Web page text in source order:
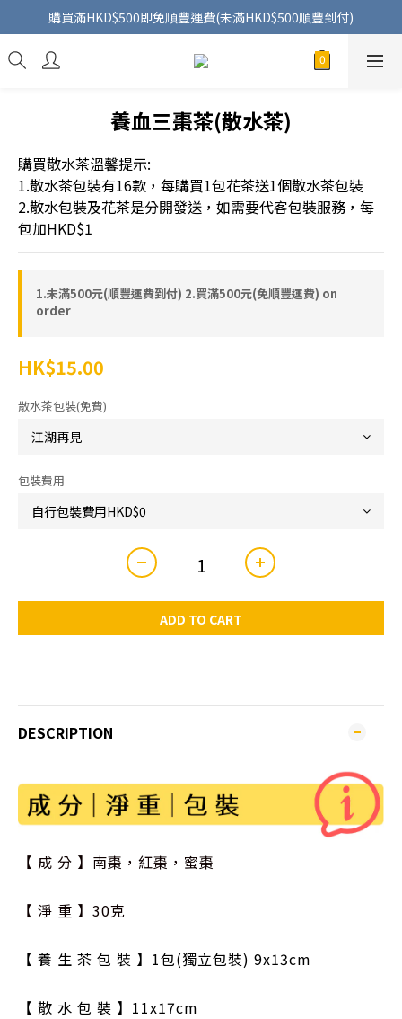
購買滿HKD$500即免順豐運費(未滿HKD$500順豐到付)
養血三棗茶(散水茶)
購買散水茶溫馨提示:
1.散水茶包裝有16款，每購買1包花茶送1個散水茶包裝
2.散水包裝及花茶是分開發送，如需要代客包裝服務，每
包加HKD$1
1.未滿500元(順豐運費到付) 2.買滿500元(免順豐運費) on
order
HK$15.00
散水茶包裝(免費)
包裝費用
ADD TO CART
DESCRIPTION
【 成 分 】南棗，紅棗，蜜棗
【 淨 重 】30克
【 養 生 茶 包 裝 】1包(獨立包裝) 9x13cm
【 散 水 包 裝 】 11x17cm